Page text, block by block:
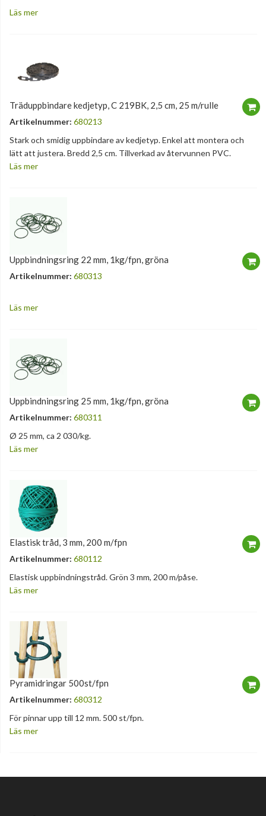
Läs mer
Träduppbindare kedjetyp, C 219BK, 2,5 cm, 25 m/rulle
Artikelnummer: 680213
Stark och smidig uppbindare av kedjetyp. Enkel att montera och
lätt att justera. Bredd 2,5 cm. Tillverkad av återvunnen PVC.
Läs mer
Uppbindningsring 22 mm, 1kg/fpn, gröna
Artikelnummer: 680313
Läs mer
Uppbindningsring 25 mm, 1kg/fpn, gröna
Artikelnummer: 680311
Ø 25 mm, ca 2 030/kg.
Läs mer
Elastisk tråd, 3 mm, 200 m/fpn
Artikelnummer: 680112
Elastisk uppbindningstråd. Grön 3 mm, 200 m/påse.
Läs mer
Pyramidringar 500st/fpn
Artikelnummer: 680312
För pinnar upp till 12 mm. 500 st/fpn.
Läs mer